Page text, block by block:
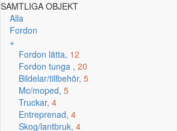
SAMTLIGA OBJEKT
Alla
Fordon
+
Fordon lätta, 12
Fordon tunga , 20
Bildelar/tillbehör, 5
Mc/moped, 5
Truckar, 4
Entreprenad, 4
Skog/lantbruk, 4